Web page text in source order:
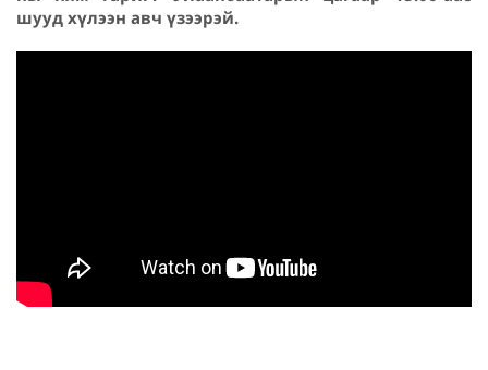
шууд хүлээн авч үзээрэй.